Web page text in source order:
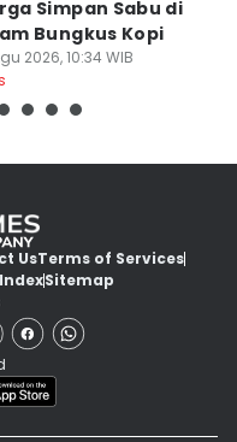
Simpan Sabu di
Bungkus Kopi
2026, 10:34 WIB
UsTerms of Services
IndexSitemap